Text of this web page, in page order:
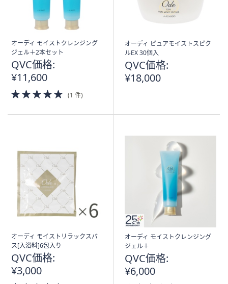
オーディ モイストクレンジング
ジェル＋2本セット
QVC価格:
¥11,600
5.0
of
(1 件)
オーディ ピュアモイストスピク
ルEX 30個入
QVC価格:
¥18,000
オーディ モイストリラックスバ
ス[入浴料]6包入り
QVC価格:
¥3,000
オーディ モイストクレンジング
ジェル＋
QVC価格:
¥6,000